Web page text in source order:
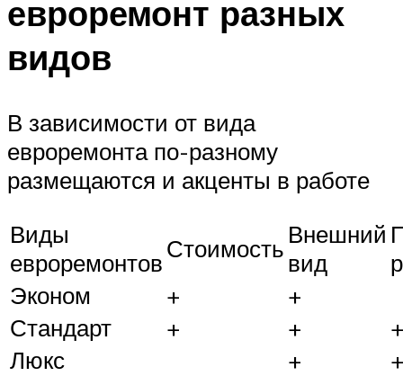
евроремонт разных
видов
В зависимости от вида
евроремонта по-разному
размещаются и акценты в работе
Виды
евроремонтовСтоимость Внешний
вид
Эконом
+
+
Стандарт
+ +
+
Люкс
+
+